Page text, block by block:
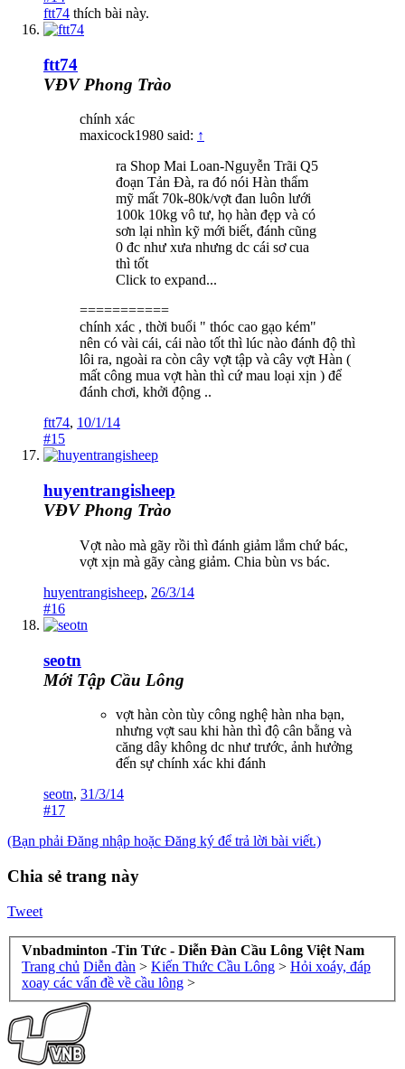
ftt74 thích bài này.
ftt74
VĐV Phong Trào
chính xác
maxicock1980 said: ↑
ra Shop Mai Loan-Nguyễn Trãi Q5
đoạn Tản Đà, ra đó nói Hàn thẩm
mỹ mất 70k-80k/vợt đan luôn lưới
100k 10kg vô tư, họ hàn đẹp và có
sơn lại nhìn kỹ mới biết, đánh cũng
0 đc như xưa nhưng dc cái sơ cua
thì tốt
Click to expand...
===========
chính xác , thời buổi " thóc cao gạo kém"
nên có vài cái, cái nào tốt thì lúc nào đánh độ thì
lôi ra, ngoài ra còn cây vợt tập và cây vợt Hàn (
mất công mua vợt hàn thì cứ mau loại xịn ) để
đánh chơi, khởi động ..
ftt74, 10/1/14
#15
huyentrangisheep
VĐV Phong Trào
Vợt nào mà gãy rồi thì đánh giảm lắm chứ bác,
vợt xịn mà gãy càng giảm. Chia bùn vs bác.
huyentrangisheep, 26/3/14
#16
seotn
Mới Tập Cầu Lông
vợt hàn còn tùy công nghệ hàn nha bạn,
nhưng vợt sau khi hàn thì độ cân bằng và
căng dây không dc như trước, ảnh hưởng
đến sự chính xác khi đánh
seotn, 31/3/14
#17
(Bạn phải Đăng nhập hoặc Đăng ký để trả lời bài viết.)
Chia sẻ trang này
Tweet
Vnbadminton -Tin Tức - Diễn Đàn Cầu Lông Việt Nam
Trang chủ Diễn đàn > Kiến Thức Cầu Lông > Hỏi xoáy, đáp
xoay các vấn đề về cầu lông >